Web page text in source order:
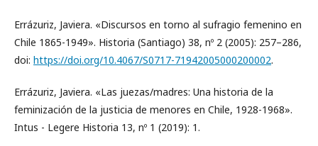
Errázuriz, Javiera. «Discursos en torno al sufragio femenino en
Chile 1865-1949». Historia (Santiago) 38, nº 2 (2005): 257–286,
doi: https://doi.org/10.4067/S0717-71942005000200002.
Errázuriz, Javiera. «Las juezas/madres: Una historia de la
feminización de la justicia de menores en Chile, 1928-1968».
Intus - Legere Historia 13, nº 1 (2019): 1.